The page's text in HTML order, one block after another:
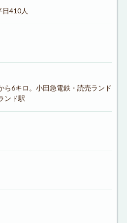
410人
ら6キロ。小田急電鉄・読売ランド
ンド駅